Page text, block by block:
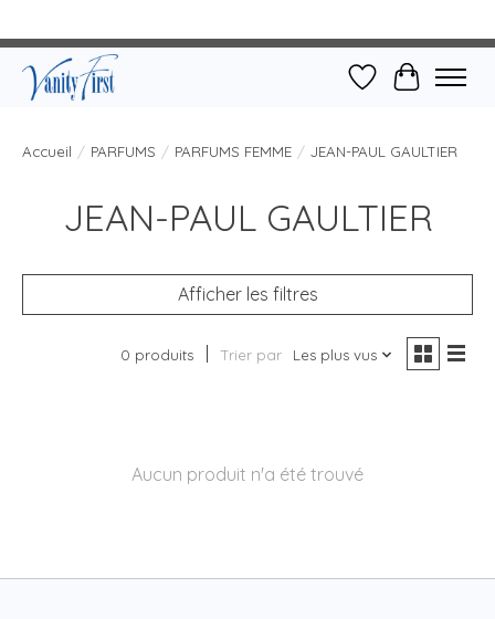
Liste dePanier
Accueil / PARFUMS / PARFUMS FEMME / JEAN-PAUL GAULTIER
JEAN-PAUL GAULTIER
Afficher les filtres
0 produits Trier par Les plus vus
Aucun produit n'a été trouvé